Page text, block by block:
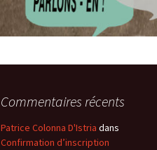
Commentaires récents
Patrice Colonna D'Istria dans
Confirmation d’inscription